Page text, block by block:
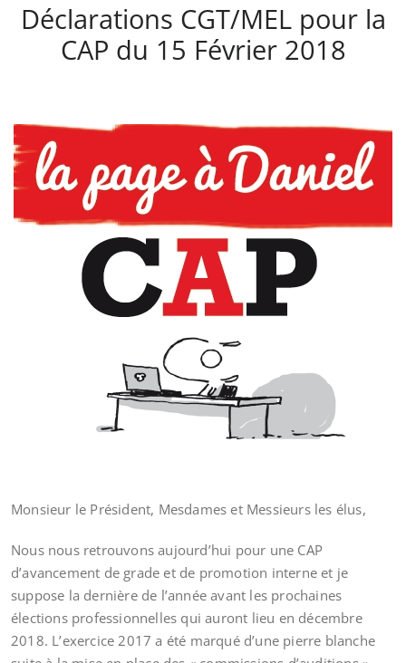
Déclarations CGT/MEL pour la
CAP du 15 Février 2018
Monsieur le Président, Mesdames et Messieurs les élus,
Nous nous retrouvons aujourd’hui pour une CAP
d’avancement de grade et de promotion interne et je
suppose la dernière de l’année avant les prochaines
élections professionnelles qui auront lieu en décembre
2018. L’exercice 2017 a été marqué d’une pierre blanche